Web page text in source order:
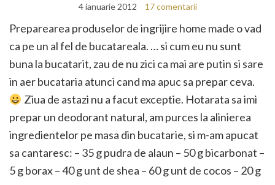
4 ianuarie 2012 17 comentarii
Preparearea produselor de ingrijire home made o vad
ca pe un al fel de bucatareala. … si cum eu nu sunt
buna la bucatarit, zau de nu zici ca mai are putin si sare
in aer bucataria atunci cand ma apuc sa prepar ceva.
Ziua de astazi nu a facut exceptie. Hotarata sa imi
prepar un deodorant natural, am purces la alinierea
ingredientelor pe masa din bucatarie, si m-am apucat
sa cantaresc: – 35 g pudra de alaun – 50 g bicarbonat –
5 g borax – 40 g unt de shea – 60 g unt de cocos – 20 g